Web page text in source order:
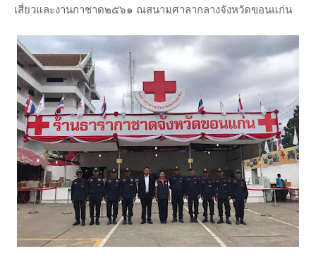
เสี่ยวและงานกาชาด๒๕๖๑ ณสนามศาลากลางจังหวัดขอนแก่น